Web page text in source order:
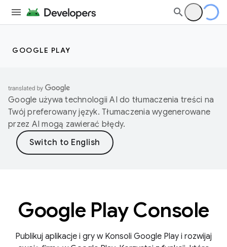
GOOGLE PLAY
Google używa technologii AI do tłumaczenia treści na
Twój preferowany język. Tłumaczenia wygenerowane
przez AI mogą zawierać błędy.
Google Play Console
Publikuj aplikacje i gry w Konsoli Google Play i rozwijaj